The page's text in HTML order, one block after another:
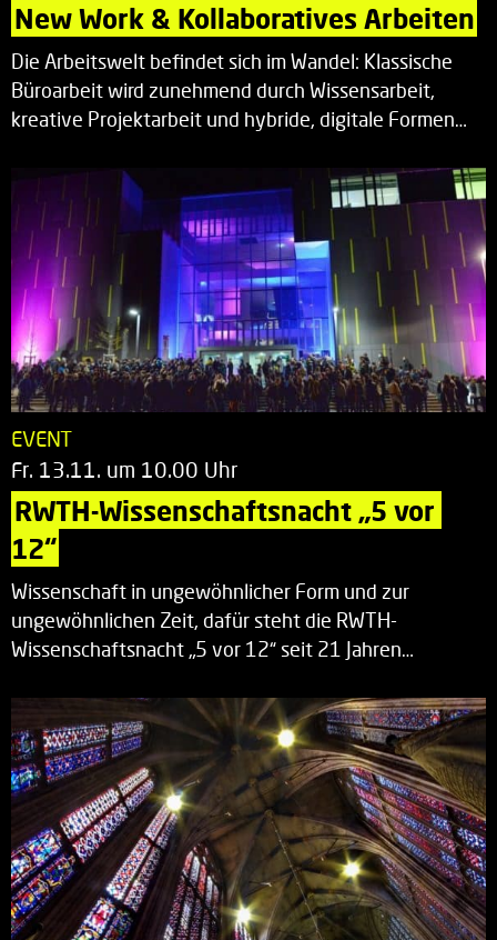
New Work & Kollaboratives Arbeiten
Die Arbeitswelt befindet sich im Wandel: Klassische
Büroarbeit wird zunehmend durch Wissensarbeit,
kreative Projektarbeit und hybride, digitale Formen…
EVENT
Fr. 13.11. um 10.00 Uhr
RWTH-Wissenschaftsnacht „5 vor
12“
Wissenschaft in ungewöhnlicher Form und zur
ungewöhnlichen Zeit, dafür steht die RWTH-
Wissenschaftsnacht „5 vor 12“ seit 21 Jahren…